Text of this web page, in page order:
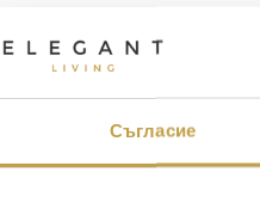
Съгласие